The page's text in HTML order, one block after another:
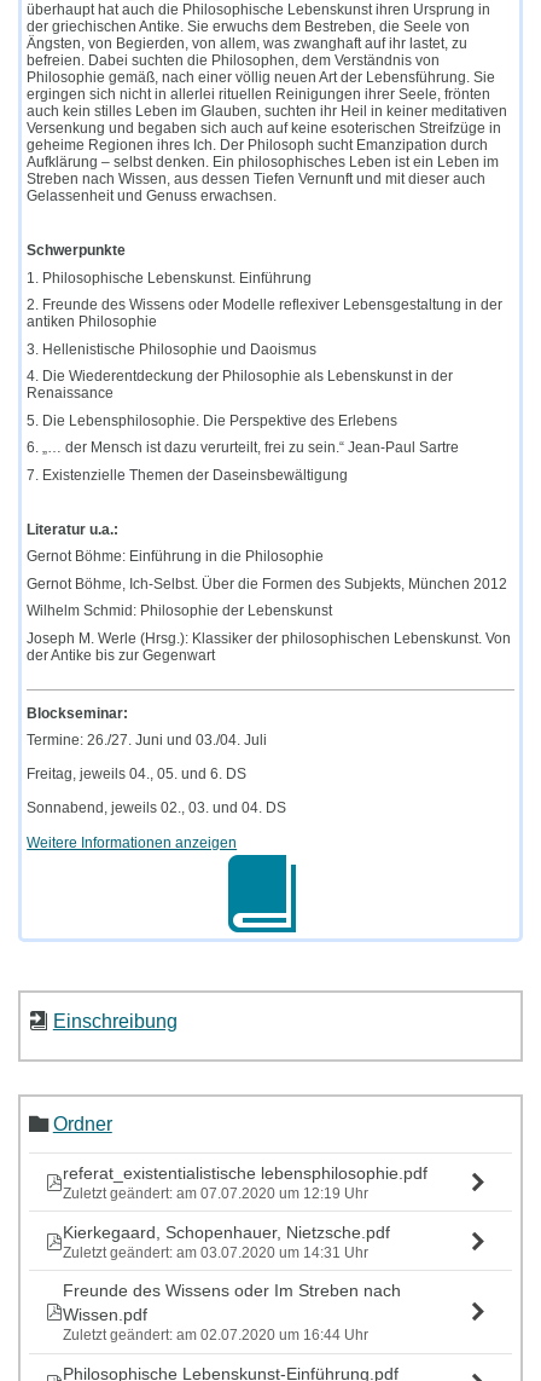
überhaupt hat auch die Philosophische Lebenskunst ihren Ursprung in
der griechischen Antike. Sie erwuchs dem Bestreben, die Seele von
Ängsten, von Begierden, von allem, was zwanghaft auf ihr lastet, zu
befreien. Dabei suchten die Philosophen, dem Verständnis von
Philosophie gemäß, nach einer völlig neuen Art der Lebensführung. Sie
ergingen sich nicht in allerlei rituellen Reinigungen ihrer Seele, frönten
auch kein stilles Leben im Glauben, suchten ihr Heil in keiner meditativen
Versenkung und begaben sich auch auf keine esoterischen Streifzüge in
geheime Regionen ihres Ich. Der Philosoph sucht Emanzipation durch
Aufklärung – selbst denken. Ein philosophisches Leben ist ein Leben im
Streben nach Wissen, aus dessen Tiefen Vernunft und mit dieser auch
Gelassenheit und Genuss erwachsen.
Schwerpunkte
1. Philosophische Lebenskunst. Einführung
2. Freunde des Wissens oder Modelle reflexiver Lebensgestaltung in der
antiken Philosophie
3. Hellenistische Philosophie und Daoismus
4. Die Wiederentdeckung der Philosophie als Lebenskunst in der
Renaissance
5. Die Lebensphilosophie. Die Perspektive des Erlebens
6. „… der Mensch ist dazu verurteilt, frei zu sein.“ Jean-Paul Sartre
7. Existenzielle Themen der Daseinsbewältigung
Literatur u.a.:
Gernot Böhme: Einführung in die Philosophie
Gernot Böhme, Ich-Selbst. Über die Formen des Subjekts, München 2012
Wilhelm Schmid: Philosophie der Lebenskunst
Joseph M. Werle (Hrsg.): Klassiker der philosophischen Lebenskunst. Von
der Antike bis zur Gegenwart
Blockseminar:
Termine: 26./27. Juni und 03./04. Juli
Freitag, jeweils 04., 05. und 6. DS
Sonnabend, jeweils 02., 03. und 04. DS
Weitere Informationen anzeigen
Einschreibung
Ordner
referat_existentialistische lebensphilosophie.pdf
Zuletzt geändert: am 07.07.2020 um 12:19 Uhr
Kierkegaard, Schopenhauer, Nietzsche.pdf
Zuletzt geändert: am 03.07.2020 um 14:31 Uhr
Freunde des Wissens oder Im Streben nach
Wissen.pdf
Zuletzt geändert: am 02.07.2020 um 16:44 Uhr
Philosophische Lebenskunst-Einführung.pdf